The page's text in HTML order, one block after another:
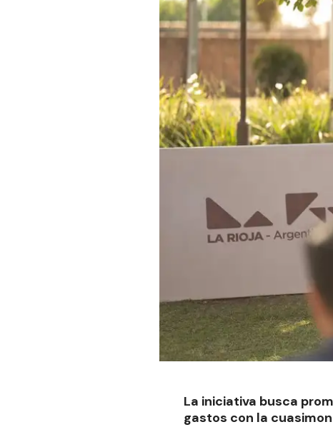
La iniciativa busca
gastos con la